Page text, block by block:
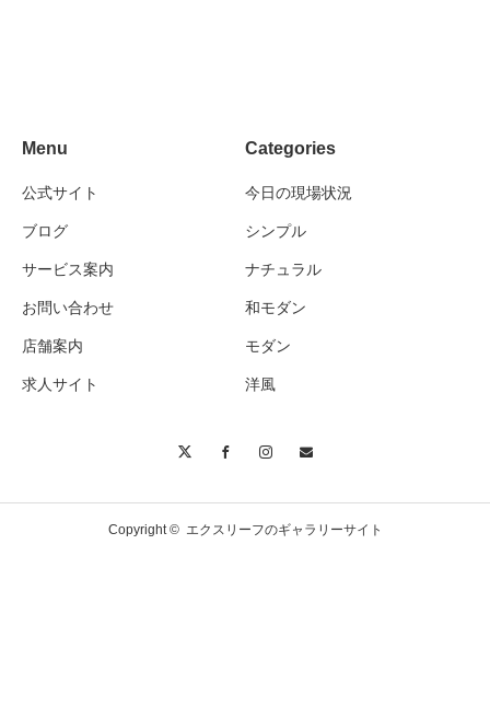
高低差を活かしたダイナミックなレイアウト
Menu
公式サイト
ブログ
サービス案内
お問い合わせ
店舗案内
求人サイト
Categories
今日の現場状況
シンプル
ナチュラル
和モダン
モダン
洋風
Copyright © エクスリーフのギャラリーサイト